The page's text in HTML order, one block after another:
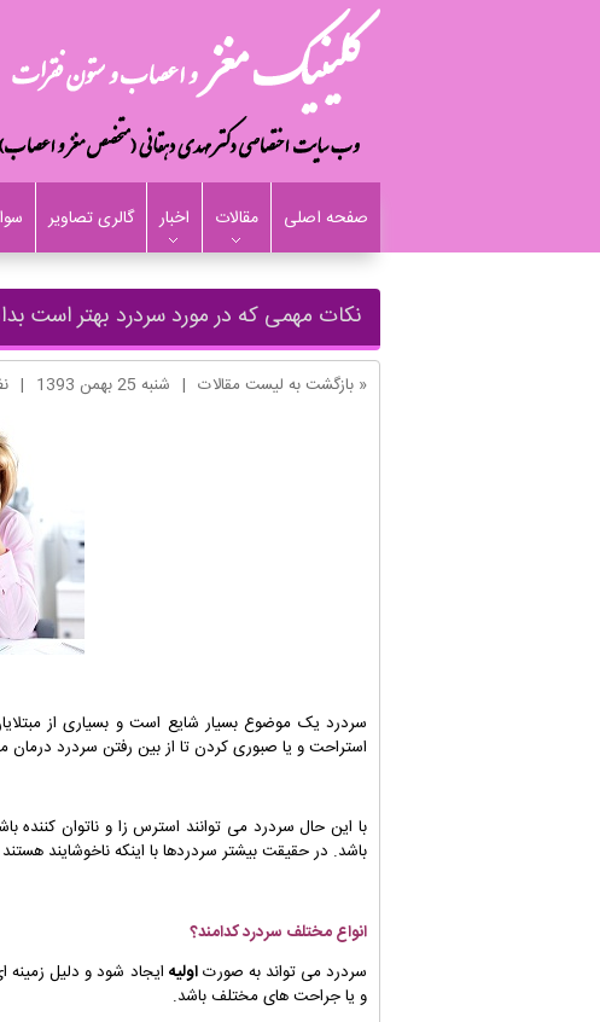
صفحه اصلی مقالات اخبار گالری تصاویر
نکات مهمی که در مورد سردرد بهتر است
« بازگشت به لیست مقالات | شنبه 25 بهمن 1393 |
سردرد یک موضوع بسیار شایع است و بسیاری از
استراحت و یا صبوری کردن تا از بین رفتن سردرد درمان
با این حال سردرد می توانند استرس زا و ناتوان کننده
باشد. در حقیقت بیشتر سردردها با اینکه ناخوشایند
انواع مختلف سردرد کدامند؟
سردرد می تواند به صورتاولیه ایجاد شود و دلیل
و یا جراحت های مختلف باشد.